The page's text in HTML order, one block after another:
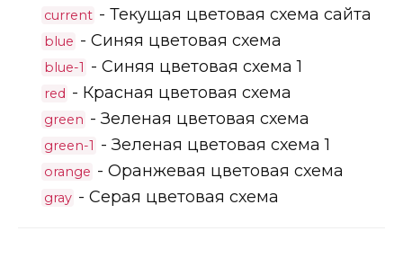
current - Текущая цветовая схема сайта
blue - Синяя цветовая схема
blue-1 - Синяя цветовая схема 1
red - Красная цветовая схема
green - Зеленая цветовая схема
green-1 - Зеленая цветовая схема 1
orange - Оранжевая цветовая схема
gray - Серая цветовая схема